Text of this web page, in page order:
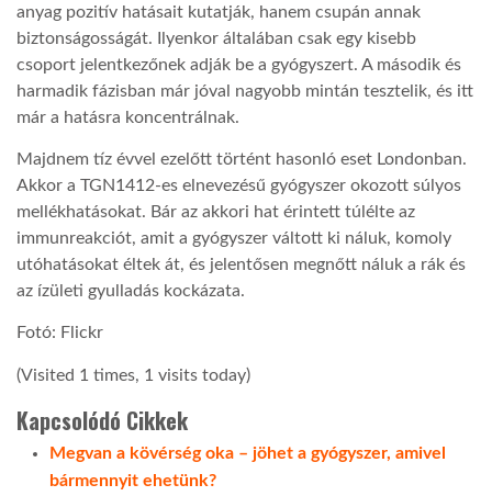
LATIMO.HU
anyag pozitív hatásait kutatják, hanem csupán annak
biztonságosságát. Ilyenkor általában csak egy kisebb
csoport jelentkezőnek adják be a gyógyszert. A második és
harmadik fázisban már jóval nagyobb mintán tesztelik, és itt
már a hatásra koncentrálnak.
Majdnem tíz évvel ezelőtt történt hasonló eset Londonban.
Akkor a TGN1412-es elnevezésű gyógyszer okozott súlyos
mellékhatásokat. Bár az akkori hat érintett túlélte az
immunreakciót, amit a gyógyszer váltott ki náluk, komoly
utóhatásokat éltek át, és jelentősen megnőtt náluk a rák és
az ízületi gyulladás kockázata.
Fotó: Flickr
(Visited 1 times, 1 visits today)
Kapcsolódó Cikkek
Megvan a kövérség oka – jöhet a gyógyszer, amivel
bármennyit ehetünk?